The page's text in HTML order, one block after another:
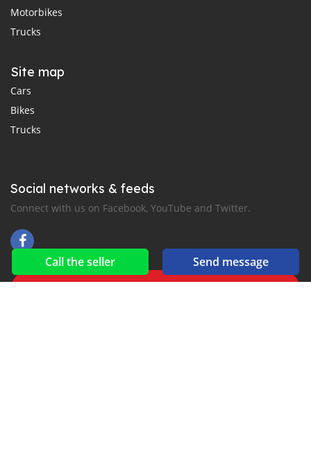
Call the seller Send message
Motorbikes
Trucks
Site map
Cars
Bikes
Trucks
Social networks & feeds
Connect with us on Facebook, YouTube and Twitter.